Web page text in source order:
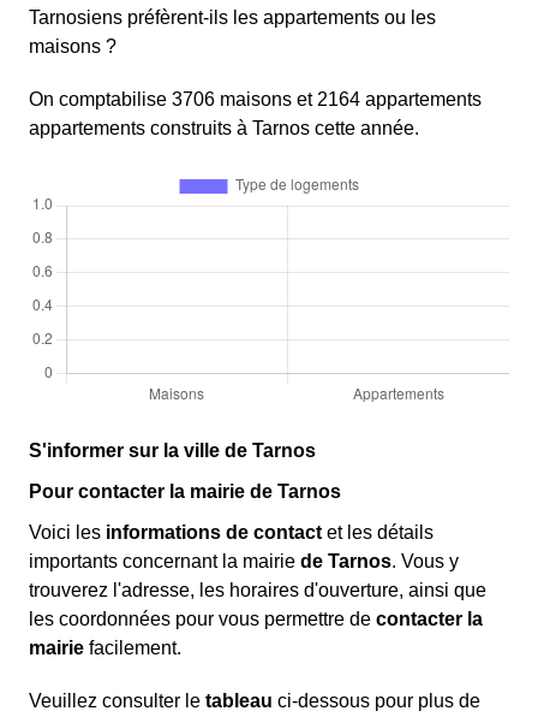
Tarnosiens préfèrent-ils les appartements ou les
maisons ?
On comptabilise 3706 maisons et 2164 appartements
appartements construits à Tarnos cette année.
S'informer sur la ville de Tarnos
Pour contacter la mairie de Tarnos
Voici les informations de contact et les détails
importants concernant la mairie de Tarnos. Vous y
trouverez l'adresse, les horaires d'ouverture, ainsi que
les coordonnées pour vous permettre de contacter la
mairie facilement.
Veuillez consulter le tableau ci-dessous pour plus de